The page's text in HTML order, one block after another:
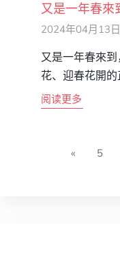
又是一年春來
2024年04月13日
又是一年春來
花、迎春花開的
阅读更多
« 5